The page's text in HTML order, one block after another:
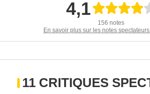
4,1
156 notes
En savoir plus sur les notes
11 CRITIQUES